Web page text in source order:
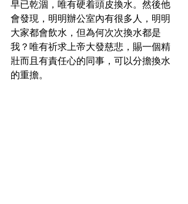
早已乾涸，唯有硬着頭皮換水。然後他
會發現，明明辦公室內有很多人，明明
大家都會飲水，但為何次次換水都是
我？唯有祈求上帝大發慈悲，賜一個精
壯而且有責任心的同事，可以分擔換水
的重擔。